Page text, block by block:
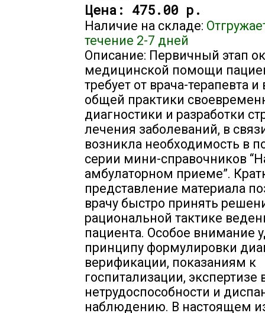
Цена: 475.00 р.
Наличие на складе:
течение 2-7 дней
Описание: Первичный этап
медицинской помощи
требует от врача-терапевта и
общей практики
диагностики и разработки
лечения заболеваний, в
возникла необходимость в
серии мини-справочников
амбулаторном приеме”.
представление материала
врачу быстро принять
рациональной тактике
пациента. Особое внимание
принципу формулировки
верификации, показаниям к
госпитализации,
нетрудоспособности и
наблюдению. В настоящем